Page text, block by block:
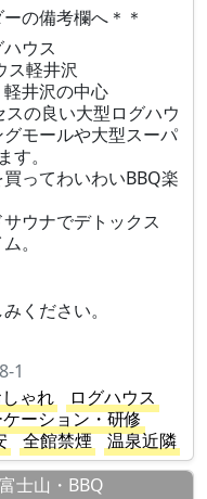
の備考欄へ＊＊
ハウス
ス軽井沢
井沢の中心
の良い大型ログハウ
モールや大型スーパ
。
ってわいわいBBQ楽
ウナでデトックス
。
ください。
1
ゃれ
ログハウス
ーション・研修
全館禁煙
温泉近隣
士山・BBQ